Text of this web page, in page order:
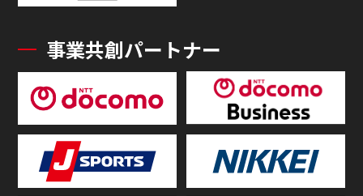
事業共創パートナー